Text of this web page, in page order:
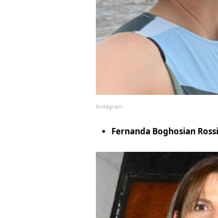
Instagram
Fernanda Boghosian Rossi